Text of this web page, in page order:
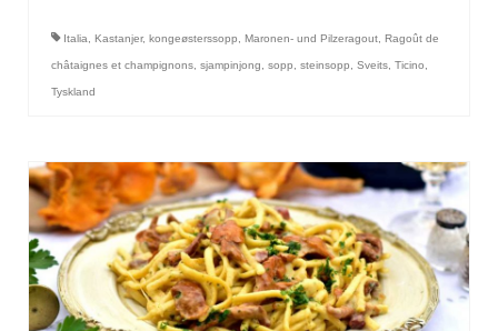
Italia, Kastanjer, kongeøsterssopp, Maronen- und Pilzeragout, Ragoût de
châtaignes et champignons, sjampinjong, sopp, steinsopp, Sveits, Ticino,
Tyskland